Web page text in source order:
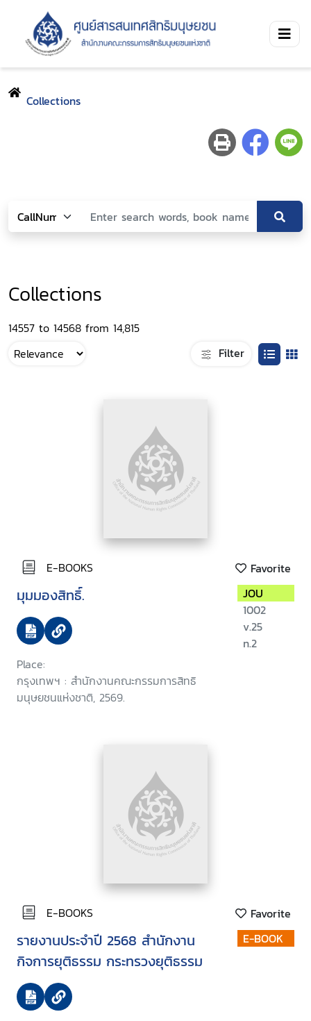
Collections
Collections
14557 to 14568 from 14,815
Filter
E-BOOKS Favorite
มุมมองสิทธิ์.
Place:
กรุงเทพฯ : สำนักงานคณะกรรมการสิทธิ
มนุษยชนแห่งชาติ, 2569.
JOU
1002
v.25
n.2
E-BOOKS Favorite
รายงานประจำปี 2568 สำนักงาน
กิจการยุติธรรม กระทรวงยุติธรรม
E-BOOK